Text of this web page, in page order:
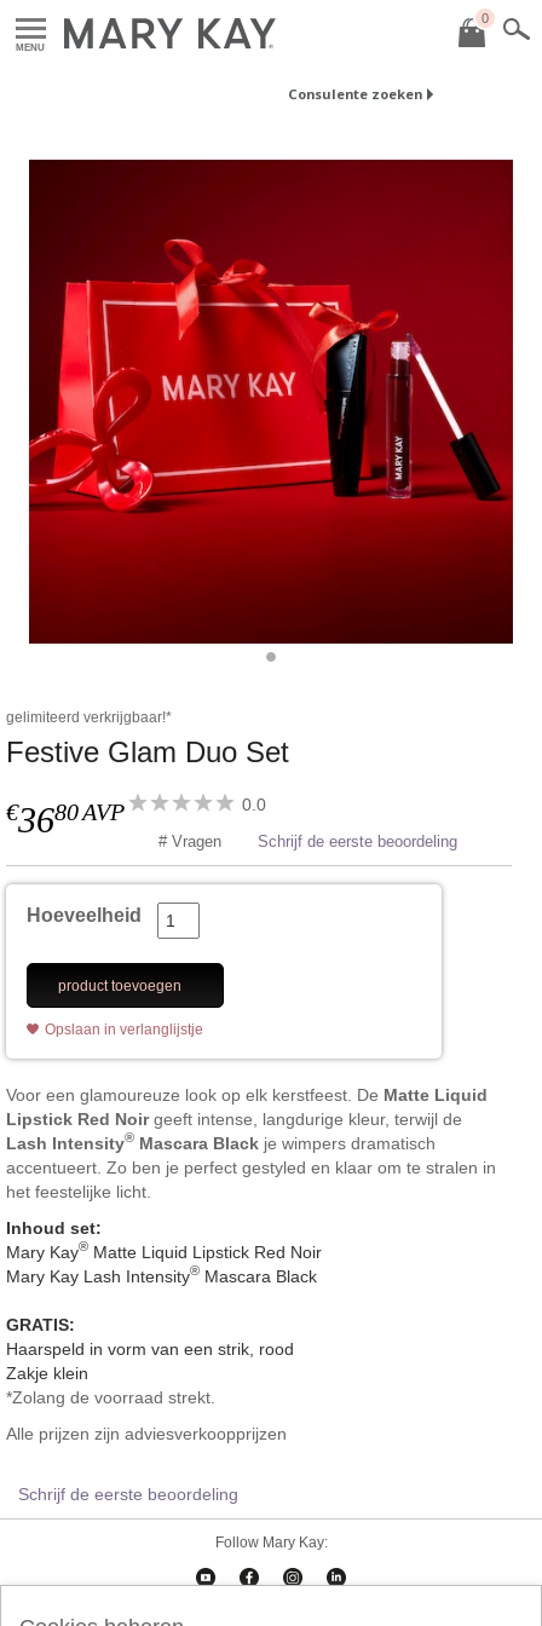
MENU
0
Consulente zoeken
gelimiteerd verkrijgbaar!*
Festive Glam Duo Set
€3680AVP 0.0
# Vragen Schrijf de eerste beoordeling
Hoeveelheid
product toevoegen
Opslaan in verlanglijstje
Voor een glamoureuze look op elk kerstfeest. De Matte Liquid
Lipstick Red Noirgeeft intense, langdurige kleur, terwijl de
Lash Intensity® Mascara Black je wimpers dramatisch
accentueert. Zo ben je perfect gestyled en klaar om te stralen in
het feestelijke licht.
Inhoud set:
Mary Kay® Matte Liquid Lipstick Red Noir
Mary Kay Lash Intensity® Mascara Black
GRATIS:
Haarspeld in vorm van een strik, rood
Zakje klein
*Zolang de voorraad strekt.
Alle prijzen zijn adviesverkoopprijzen
Schrijf de eerste beoordeling
Follow Mary Kay: